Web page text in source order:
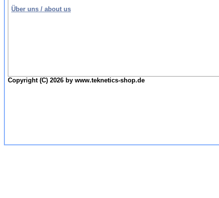
Über uns / about us
Copyright (C) 2026 by www.teknetics-shop.de